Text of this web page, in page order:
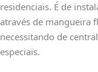
residenciais. É de
através de mangueira
necessitando de
especiais.